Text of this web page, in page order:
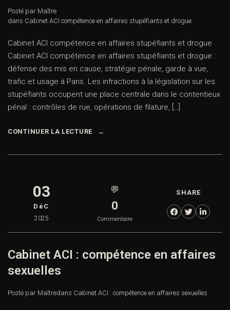
Posté par Maître
dans Cabinet ACI compétence en affaires stupéfiants et drogue
Cabinet ACI compétence en affaires stupéfiants et drogue
Cabinet ACI compétence en affaires stupéfiants et drogue :
défense des mis en cause, stratégie pénale, garde à vue,
trafic et usage à Paris. Les infractions à la législation sur les
stupéfiants occupent une place centrale dans le contentieux
pénal : contrôles de rue, opérations de filature, […]
CONTINUER LA LECTURE
03
DéC
2025
💬
0
Commentaire
SHARE
Cabinet ACI : compétence en affaires
sexuelles
Posté par Maîtredans Cabinet ACI : compétence en affaires sexuelles